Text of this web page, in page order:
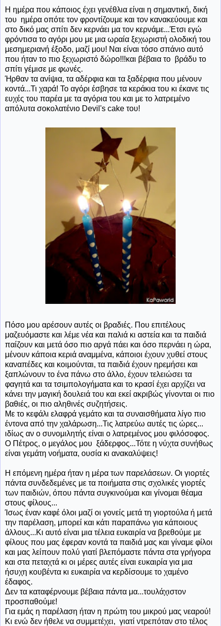
Η ημέρα που κάποιος έχει γενέθλια είναι η σημαντική, δική
του ημέρα οπότε τον φροντίζουμε και τον κανακεύουμε και
στο δικό μας σπίτι δεν κερνάει μα τον κερνάμε...Έτσι εγώ
φρόντισα το αγόρι μου με μια ωραία ξεχωριστή ολοδική του
μεσημεριανή έξοδο, μαζί μου! Ναι είναι τόσο σπάνιο αυτό
που ήταν το πιο ξεχωριστό δώρο!!!και βέβαια το βράδυ το
σπίτι γέμισε με φωνές.
Ήρθαν τα ανίψια, τα αδέρφια και τα ξαδέρφια που μένουν
κοντά...Τι χαρά! Το αγόρι έσβησε τα κεράκια του κι έκανε τις
ευχές του παρέα με τα αγόρια του και με το λατρεμένο
απόλυτα σοκολατένιο Devil's cake του!
Πόσο μου αρέσουν αυτές οι βραδιές. Που επιτέλους
μαζευόμαστε και λέμε νέα και παλιά κι αστεία και τα παιδιά
παίζουν και μετά όσο πιο αργά πάει και όσο περνάει η ώρα,
μένουν κάποια κεριά αναμμένα, κάποιοι έχουν χυθεί στους
καναπέδες και κοιμούνται, τα παιδιά έχουν ηρεμήσει και
ξαπλώνουν το ένα πάνω στο άλλο, έχουν τελειώσει τα
φαγητά και τα τσιμπολογήματα και το κρασί έχει αρχίζει να
κάνει την μαγική δουλειά του και εκεί ακριβώς γίνονται οι πιο
βαθιές, οι πιο αληθινές συζητήσεις.
Με το κεφάλι ελαφρά γεμάτο και τα συναισθήματα λίγο πιο
έντονα από την χαλάρωση...Τις λατρεύω αυτές τις ώρες...
ιδίως αν ο συνομιλητής είναι ο λατρεμένος μου φιλόσοφος.
Ο Πέτρος, ο μεγάλος μου ξάδερφος...Τότε η νύχτα συνήθως
είναι γεμάτη νοήματα, ουσία κι ανακαλύψεις!
Η επόμενη ημέρα ήταν η μέρα των παρελάσεων. Οι γιορτές
πάντα συνδεδεμένες με τα ποιήματα στις σχολικές γιορτές
των παιδιών, όπου πάντα συγκινούμαι και γίνομαι θέαμα
στους φίλους...
Ίσως έναν καφέ όλοι μαζί οι γονείς μετά τη γιορτούλα ή μετά
την παρέλαση, μπορεί και κάτι παραπάνω για κάποιους
άλλους...Κι αυτό είναι μια τέλεια ευκαιρία να βρεθούμε με
φίλους που μας έφεραν κοντά τα παιδιά μας και γίναμε φίλοι
και μας λείπουν πολύ γιατί βλεπόμαστε πάντα στα γρήγορα
και στα πεταχτά κι οι μέρες αυτές είναι ευκαιρία για μια
ήσυχη κουβέντα κι ευκαιρία να κερδίσουμε το χαμένο
έδαφος.
Δεν τα καταφέρνουμε βέβαια πάντα μα...τουλάχιστον
προσπαθούμε!
Για εμάς η παρέλαση ήταν η πρώτη του μικρού μας νεαρού!
Κι ενώ δεν ήθελε να συμμετέχει, γιατί ντρεπόταν στο τέλος